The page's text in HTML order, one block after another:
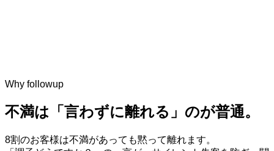
Why followup
不満は「言わずに離れる」のが普通。
8割のお客様は不満があっても黙って離れます。